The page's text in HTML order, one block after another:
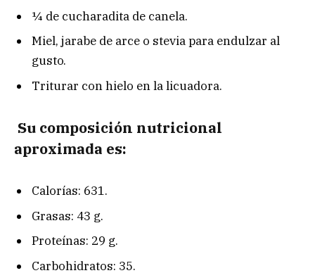
¼ de cucharadita de canela.
Miel, jarabe de arce o stevia para endulzar al
gusto.
Triturar con hielo en la licuadora.
Su composición nutricional
aproximada es:
Calorías: 631.
Grasas: 43 g.
Proteínas: 29 g.
Carbohidratos: 35.